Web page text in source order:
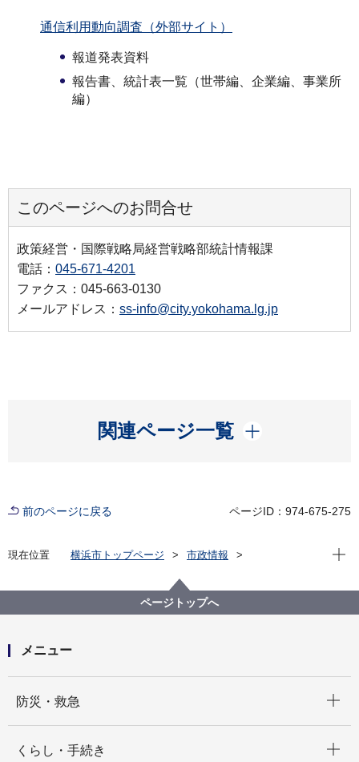
通信利用動向調査（外部サイト）
報道発表資料
報告書、統計表一覧（世帯編、企業編、事業所
編）
このページへのお問合せ
政策経営・国際戦略局経営戦略部統計情報課
電話： 045-671-4201
ファクス：045-663-0130
メールアドレス： ss-info@city.yokohama.lg.jp
関連ページ一覧
開く
前のページに戻る ページID：974-675-275
現在位置 横浜市トップページ
市政情報
統計データをさがす（分野から）
９－12 インターネットの普及状況
現在
ページトップへ
メニュー
防災・救急
くらし・手続き